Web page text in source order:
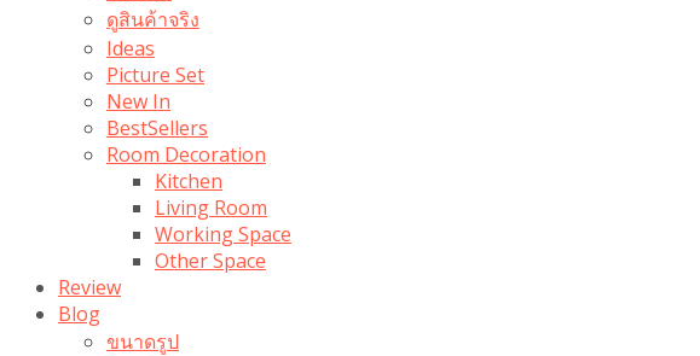
ดูสินค้าจริง
Ideas
Picture Set
New In
BestSellers
Room Decoration
Kitchen
Living Room
Working Space
Other Space
Review
Blog
ขนาดรูป